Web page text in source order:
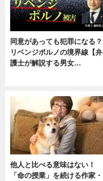
同意があっても犯罪になる？
リベンジポルノの境界線【弁
護士が解説する男女…
他人と比べる意味はない！
「命の授業」を続ける作家・